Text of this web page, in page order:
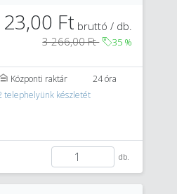
Ft bruttó / db.
3 266,00 Ft
35 %
Központi raktár
24 óra
telephelyünk készletét
db.